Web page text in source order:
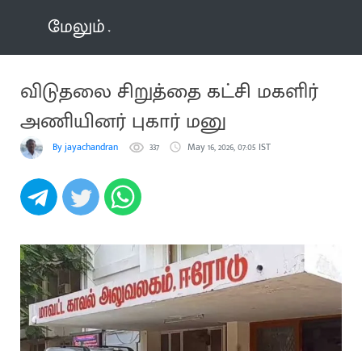
மேலும்
விடுதலை சிறுத்தை கட்சி மகளிர்
அணியினர் புகார் மனு
By jayachandran 337 May 16, 2026, 07:05 IST